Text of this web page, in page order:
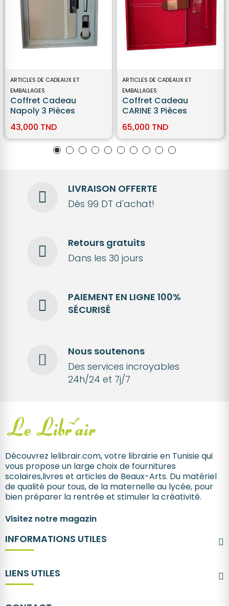
ARTICLES DE CADEAUX ET
EMBALLAGES
Coffret Cadeau
Napoly 3 Pièces
43,000 TND
ARTICLES DE CADEAUX ET
EMBALLAGES
Coffret Cadeau
CARINE 3 Pièces
65,000 TND
LIVRAISON OFFERTE
Dès 99 DT d'achat!
Retours gratuits
Dans les 30 jours
PAIEMENT EN LIGNE 100%
SÉCURISÉ
Nous soutenons
Des services incroyables
24h/24 et 7j/7
Découvrez lelibrair.com, votre librairie en Tunisie qui
vous propose un large choix de fournitures
scolaires,livres et articles de Beaux-Arts. Du matériel
de qualité pour tous, de la maternelle au lycée, pour
bien préparer la rentrée et stimuler la créativité.
Visitez notre magazin
INFORMATIONS UTILES
LIENS UTILES